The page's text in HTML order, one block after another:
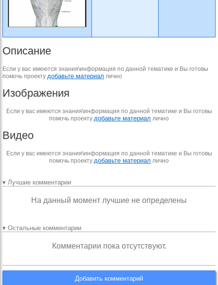
Описание
Если у вас имеются знания\информация по данной тематике и Вы готовы
помочь проекту добавьте материал лично
Изображения
Если у вас имеются знания\информация по данной тематике и Вы готовы
помочь проекту добавьте материал лично
Видео
Если у вас имеются знания\информация по данной тематике и Вы готовы
помочь проекту добавьте материал лично
▾ Лучшие комментарии
На данный момент лучшие не определены
▾ Остальные комментарии
Комментарии пока отсутствуют.
Добавить комментарий